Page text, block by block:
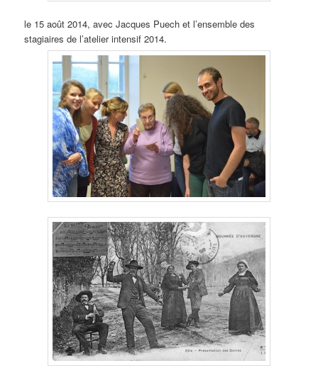
le 15 août 2014, avec Jacques Puech et l’ensemble des
stagiaires de l’atelier intensif 2014.